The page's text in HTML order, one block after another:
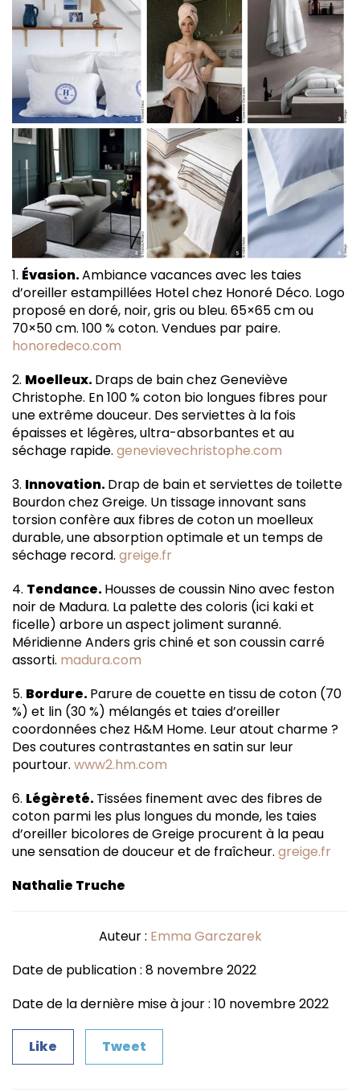
1. Évasion.Ambiance vacances avec les taies
d’oreiller estampillées Hotel chez Honoré Déco. Logo
proposé en doré, noir, gris ou bleu. 65×65 cm ou
70×50 cm. 100 % coton. Vendues par paire.
honoredeco.com
2. Moelleux.Draps de bain chez Geneviève
Christophe. En 100 % coton bio longues fibres pour
une extrême douceur. Des serviettes à la fois
épaisses et légères, ultra-absorbantes et au
séchage rapide. genevievechristophe.com
3. Innovation.Drap de bain et serviettes de toilette
Bourdon chez Greige. Un tissage innovant sans
torsion confère aux fibres de coton un moelleux
durable, une absorption optimale et un temps de
séchage record. greige.fr
4. Tendance.Housses de coussin Nino avec feston
noir de Madura. La palette des coloris (ici kaki et
ficelle) arbore un aspect joliment suranné.
Méridienne Anders gris chiné et son coussin carré
assorti. madura.com
5. Bordure.Parure de couette en tissu de coton (70
%) et lin (30 %) mélangés et taies d’oreiller
coordonnées chez H&M Home. Leur atout charme ?
Des coutures contrastantes en satin sur leur
pourtour. www2.hm.com
6. Légèreté.Tissées finement avec des fibres de
coton parmi les plus longues du monde, les taies
d’oreiller bicolores de Greige procurent à la peau
une sensation de douceur et de fraîcheur. greige.fr
Nathalie Truche
Auteur : Emma Garczarek
Date de publication : 8 novembre 2022
Date de la dernière mise à jour : 10 novembre 2022
Like Tweet